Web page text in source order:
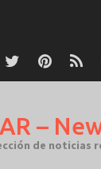
–
de noticias